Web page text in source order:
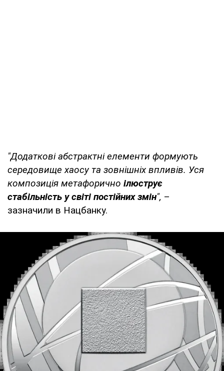
"Додаткові абстрактні елементи формують
середовище хаосу та зовнішніх впливів. Уся
композиція метафорично ілюструє
стабільність у світі постійних змін", –
зазначили в Нацбанку.